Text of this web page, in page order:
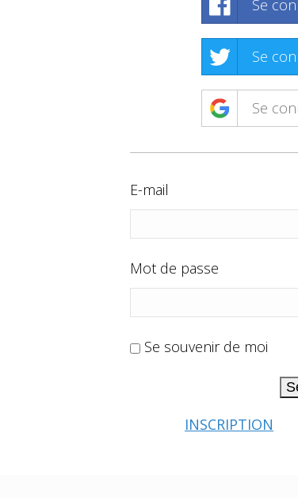
Se
Se
Se
E-mail
Mot de passe
Se souvenir de moi
INSCRIPTION